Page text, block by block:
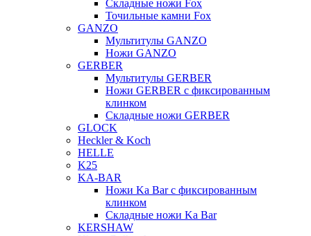
Складные ножи Fox
Точильные камни Fox
GANZO
Мультитулы GANZO
Ножи GANZO
GERBER
Мультитулы GERBER
Ножи GERBER с фиксированным
клинком
Складные ножи GERBER
GLOCK
Heckler & Koch
HELLE
K25
KA-BAR
Ножи Ka Bar c фиксированным
клинком
Складные ножи Ka Bar
KERSHAW